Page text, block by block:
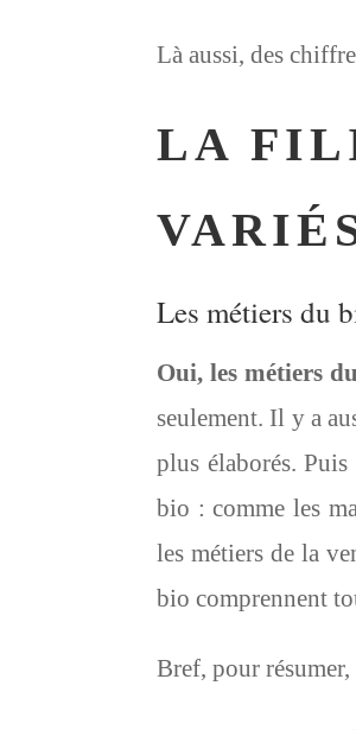
Là aussi, des
LA
Les métiers du
Oui, les métiers
seulement. Il y a
plus élaborés.
bio : comme les
les métiers de la
bio comprennent
Bref, pour résumer,